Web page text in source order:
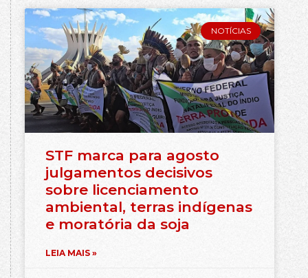
NOTÍCIAS
STF marca para agosto
julgamentos decisivos
sobre licenciamento
ambiental, terras indígenas
e moratória da soja
LEIA MAIS »